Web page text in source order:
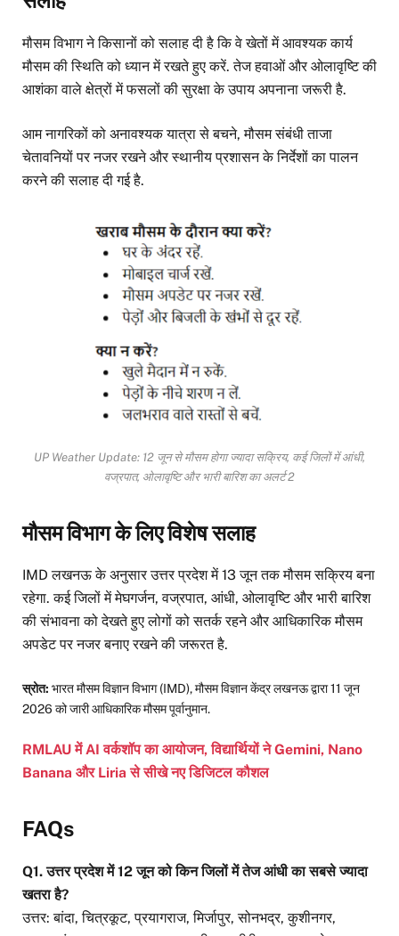
मौसम विभाग ने किसानों को सलाह दी है कि वे खेतों में आवश्यक कार्य
मौसम की स्थिति को ध्यान में रखते हुए करें. तेज हवाओं और ओलावृष्टि की
आशंका वाले क्षेत्रों में फसलों की सुरक्षा के उपाय अपनाना जरूरी है.
आम नागरिकों को अनावश्यक यात्रा से बचने, मौसम संबंधी ताजा
चेतावनियों पर नजर रखने और स्थानीय प्रशासन के निर्देशों का पालन
करने की सलाह दी गई है.
UP Weather Update: 12 जून से मौसम होगा ज्यादा सक्रिय, कई जिलों में आंधी,
वज्रपात, ओलावृष्टि और भारी बारिश का अलर्ट 2
मौसम विभाग के लिए विशेष सलाह
IMD लखनऊ के अनुसार उत्तर प्रदेश में 13 जून तक मौसम सक्रिय बना
रहेगा. कई जिलों में मेघगर्जन, वज्रपात, आंधी, ओलावृष्टि और भारी बारिश
की संभावना को देखते हुए लोगों को सतर्क रहने और आधिकारिक मौसम
अपडेट पर नजर बनाए रखने की जरूरत है.
स्रोत: भारत मौसम विज्ञान विभाग (IMD), मौसम विज्ञान केंद्र लखनऊ द्वारा 11 जून
2026 को जारी आधिकारिक मौसम पूर्वानुमान.
RMLAU में AI वर्कशॉप का आयोजन, विद्यार्थियों ने Gemini, Nano
Banana और Liria से सीखे नए डिजिटल कौशल
FAQs
Q1. उत्तर प्रदेश में 12 जून को किन जिलों में तेज आंधी का सबसे ज्यादा
खतरा है?
उत्तर: बांदा, चित्रकूट, प्रयागराज, मिर्जापुर, सोनभद्र, कुशीनगर,